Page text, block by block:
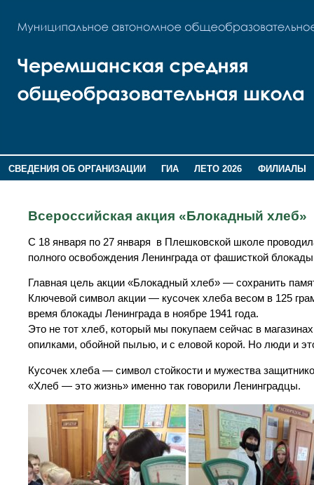
СВЕДЕНИЯ ОБ ОРГАНИЗАЦИИ ГИА ЛЕТО 2026
ФИЛИАЛЫ
Всероссийская акция «Блокадный хлеб»
С 18 января по 27 января в Плешковской школе
полного освобождения Ленинграда от фашисткой
Главная цель акции «Блокадный хлеб» — сохранить
Ключевой символ акции — кусочек хлеба весом в 125
время блокады Ленинграда в ноябре 1941 года.
Это не тот хлеб, который мы покупаем сейчас в
опилками, обойной пылью, и с еловой корой. Но люди и
Кусочек хлеба — символ стойкости и мужества
«Хлеб — это жизнь» именно так говорили Ленинградцы.